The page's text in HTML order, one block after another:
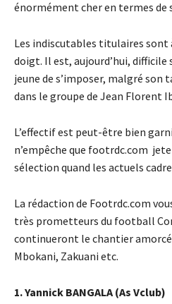
énormément cher en termes de
Les indiscutables titulaires sont
doigt. Il est, aujourd’hui, difficile
jeune de s’imposer, malgré
dans le groupe de Jean Florent
L’effectif est peut-être bien
n’empêche que footrdc.com
sélection quand les actuels
La rédaction de Footrdc.com
très prometteurs du football
continueront le chantier
Mbokani, Zakuani etc.
1. Yannick BANGALA (As Vclub)